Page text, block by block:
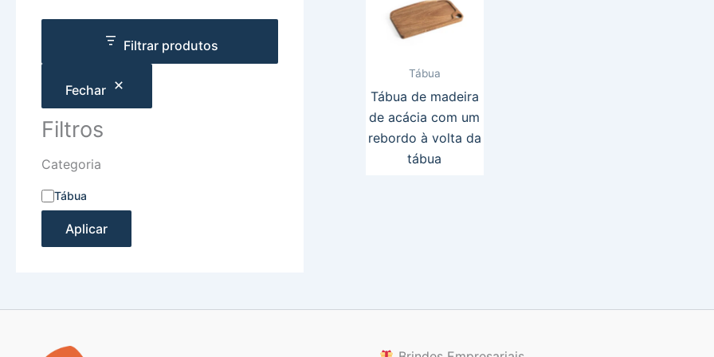
Filtrar produtos
Fechar
Filtros
Categoria
Tábua
Aplicar
Tábua
Tábua de madeira
de acácia com um
rebordo à volta da
tábua